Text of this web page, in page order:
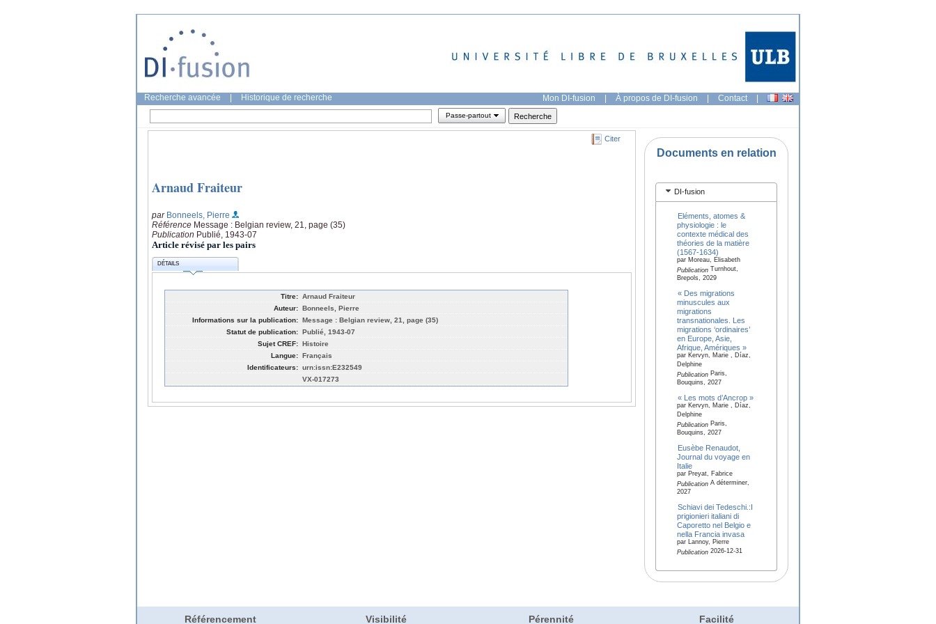
Recherche avancée Historique de recherche Mon DI-fusion | À propos de DI-fusion | Contact |
Passe-partout
Citer
Arnaud Fraiteur
par Bonneels, Pierre
Référence Message : Belgian review, 21, page (35)
Publication Publié, 1943-07
Article révisé par les pairs
DÉTAILS
Titre: Arnaud Fraiteur
Auteur: Bonneels, Pierre
Informations sur la publication: Message : Belgian review, 21, page (35)
Statut de publication: Publié, 1943-07
Sujet CREF: Histoire
Langue: Français
Identificateurs: urn:issn:E232549
VX-017273
Documents en relation
DI-fusion
Eléments, atomes &
physiologie : le
contexte médical des
théories de la matière
(1567-1634)
par Moreau, Elisabeth
PublicationTurnhout,
Brepols, 2029
« Des migrations
minuscules aux
migrations
transnationales. Les
migrations ‘ordinaires’
en Europe, Asie,
Afrique, Amériques »
par Kervyn, Marie , Díaz,
Delphine
PublicationParis,
Bouquins, 2027
« Les mots d’Ancrop »
par Kervyn, Marie , Díaz,
Delphine
PublicationParis,
Bouquins, 2027
Eusèbe Renaudot,
Journal du voyage en
Italie
par Preyat, Fabrice
PublicationA déterminer,
2027
Schiavi dei Tedeschi.:I
prigionieri italiani di
Caporetto nel Belgio e
nella Francia invasa
par Lannoy, Pierre
Publication2026-12-31
Référencement Visibilité Pérennité Facilité